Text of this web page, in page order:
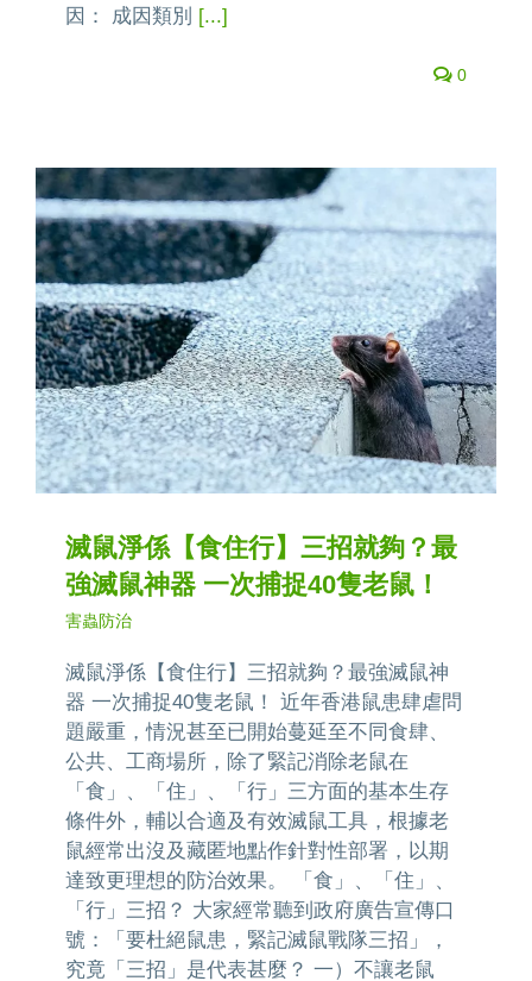
因： 成因類別 [...]
0
滅鼠淨係【食住行】三招就夠？最
強滅鼠神器 一次捕捉40隻老鼠！
害蟲防治
滅鼠淨係【食住行】三招就夠？最強滅鼠神
器 一次捕捉40隻老鼠！ 近年香港鼠患肆虐問
題嚴重，情況甚至已開始蔓延至不同食肆、
公共、工商場所，除了緊記消除老鼠在
「食」、「住」、「行」三方面的基本生存
條件外，輔以合適及有效滅鼠工具，根據老
鼠經常出沒及藏匿地點作針對性部署，以期
達致更理想的防治效果。 「食」、「住」、
「行」三招？ 大家經常聽到政府廣告宣傳口
號：「要杜絕鼠患，緊記滅鼠戰隊三招」，
究竟「三招」是代表甚麼？ 一）不讓老鼠